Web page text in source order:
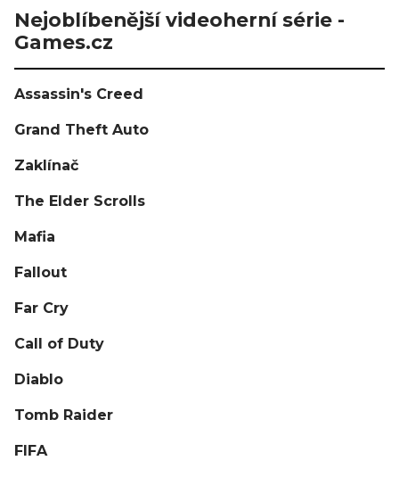
Nejoblíbenější videoherní série -
Games.cz
Assassin's Creed
Grand Theft Auto
Zaklínač
The Elder Scrolls
Mafia
Fallout
Far Cry
Call of Duty
Diablo
Tomb Raider
FIFA